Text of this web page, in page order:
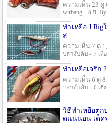
ความเห็น 23 ดู
witbang - 8 ปี ,
ทำเหยื่อ J
ส
ความเห็น 7 ดู
ปลางับคับ - 7 เดื
ทำเหยื่อเจริก
ความเห็น 6 ดู
ปลางับคับ - 6 เดื
วิธีทำเหยื่อต
ดแน่นอน เด็ด